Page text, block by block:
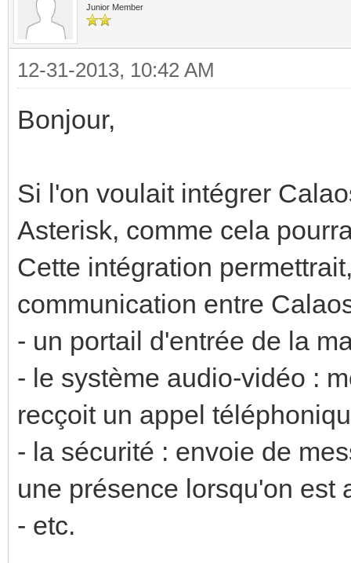
Junior Member
12-31-2013, 10:42 AM
Bonjour,
Si l'on voulait intégrer
Asterisk, comme cela
Cette intégration
communication entre
- un portail d'entrée de la
- le système audio-vidéo :
recçoit un appel
- la sécurité : envoie de
une présence lorsqu'on est
- etc.